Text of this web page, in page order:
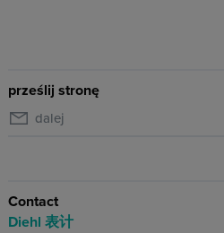
prześlij stronę
dalej
Contact
Diehl 表计